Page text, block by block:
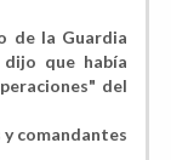
de la Guardia
dijo que había
del
comandantes